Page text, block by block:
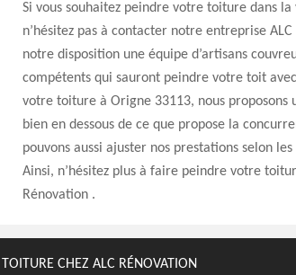
Si vous souhaitez peindre votre toiture dans
n’hésitez pas à contacter notre entreprise
notre disposition une équipe d’artisans
compétents qui sauront peindre votre toit
votre toiture à Origne 33113, nous proposons
bien en dessous de ce que propose la
pouvons aussi ajuster nos prestations selon
Ainsi, n’hésitez plus à faire peindre votre
Rénovation .
CHEZ ALC RÉNOVATION